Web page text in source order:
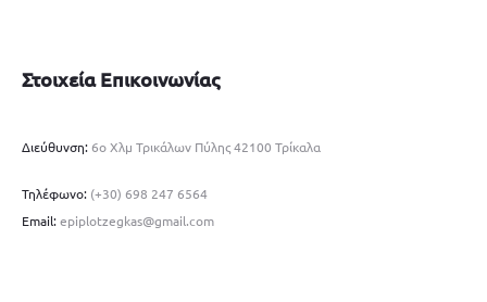
Στοιχεία Επικοινωνίας
Διεύθυνση:6ο Χλμ Τρικάλων Πύλης 42100 Τρίκαλα
Τηλέφωνο: (+30) 698 247 6564
Email:epiplotzegkas@gmail.com